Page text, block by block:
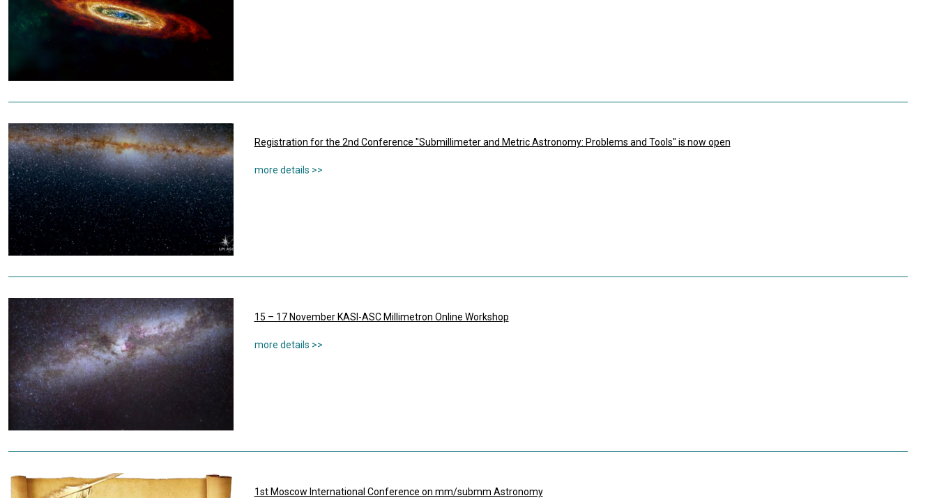
Registration for the 2nd Conference "Submillimeter and Metric Astronomy: Problems and Tools" is now open
15 – 17 November KASI-ASC Millimetron Online Workshop
1st Moscow International Conference on mm/submm Astronomy